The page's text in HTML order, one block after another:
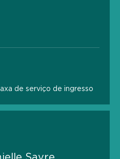
de serviço de ingresso